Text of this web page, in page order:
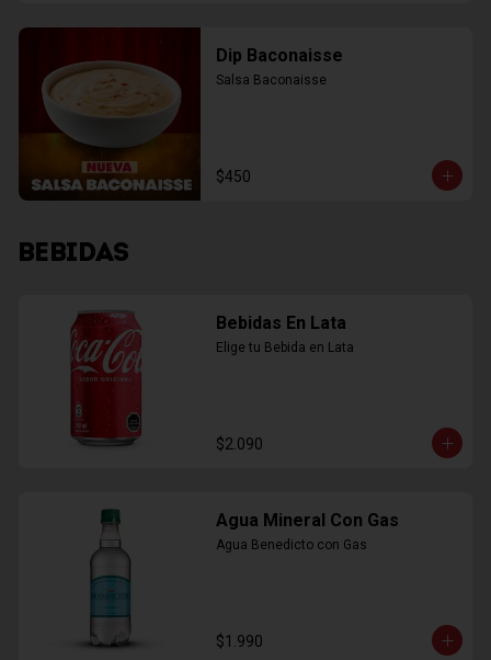
Dip Baconaisse
Salsa Baconaisse
$450
BEBIDAS
Bebidas En Lata
Elige tu Bebida en Lata
$2.090
Agua Mineral Con Gas
Agua Benedicto con Gas
$1.990